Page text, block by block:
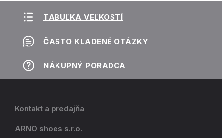
TABUĽKA VEĽKOSTÍ
ČASTO KLADENÉ OTÁZKY
NÁKUPNÝ PORADCA
Kontakt a predajňa
ARNO shoes s.r.o.